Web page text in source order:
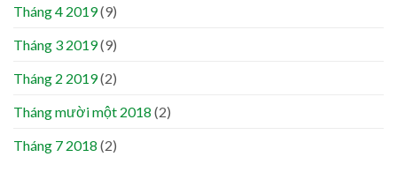
Tháng 4 2019(9)
Tháng 3 2019(9)
Tháng 2 2019(2)
Tháng mười một 2018 (2)
Tháng 7 2018 (2)